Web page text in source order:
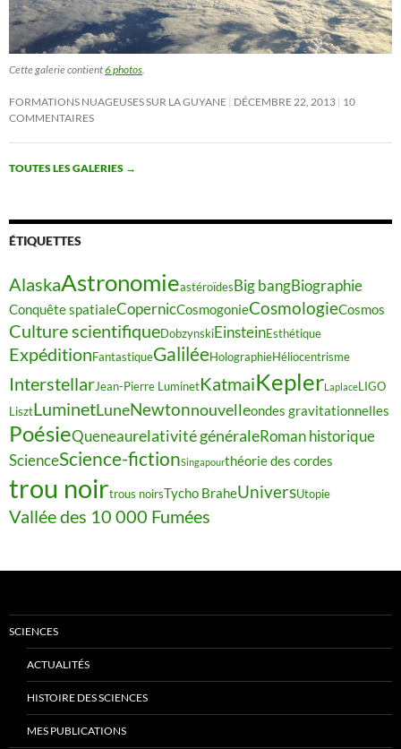
Cette galerie contient6 photos.
FORMATIONS NUAGEUSES SUR LA GUYANE DÉCEMBRE 22, 2013 10
COMMENTAIRES
TOUTES LES GALERIES →
ÉTIQUETTES
AlaskaAstronomieastéroïdes Big bangBiographie
Conquête spatialeCopernicCosmogonieCosmologieCosmos
Culture scientifiqueDobzynskiEinsteinEsthétique
ExpéditionFantastiqueGaliléeHolographieHéliocentrisme
InterstellarJean-Pierre LuminetKatmaiKeplerLaplaceLIGO
LisztLuminetLuneNewtonnouvelleondes gravitationnelles
PoésieQueneaurelativité généraleRoman historique
ScienceScience-fictionSingapourthéorie des cordes
trou noirtrous noirsTycho BraheUniversUtopie
Vallée des 10 000 Fumées
SCIENCES
ACTUALITÉS
HISTOIRE DES SCIENCES
MES PUBLICATIONS